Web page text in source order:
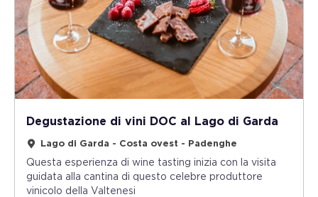
Degustazione di vini DOC al Lago di Garda
Lago di Garda - Costa ovest - Padenghe
Questa esperienza di wine tasting inizia con la visita
guidata alla cantina di questo celebre produttore
vinicolo della Valtenesi